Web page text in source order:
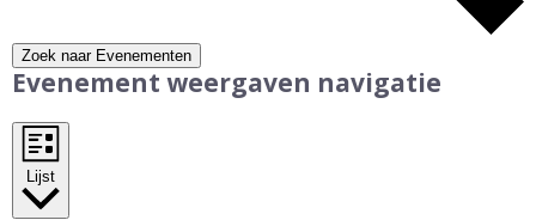
Zoek naar Evenementen
Evenement weergaven navigatie
Lijst